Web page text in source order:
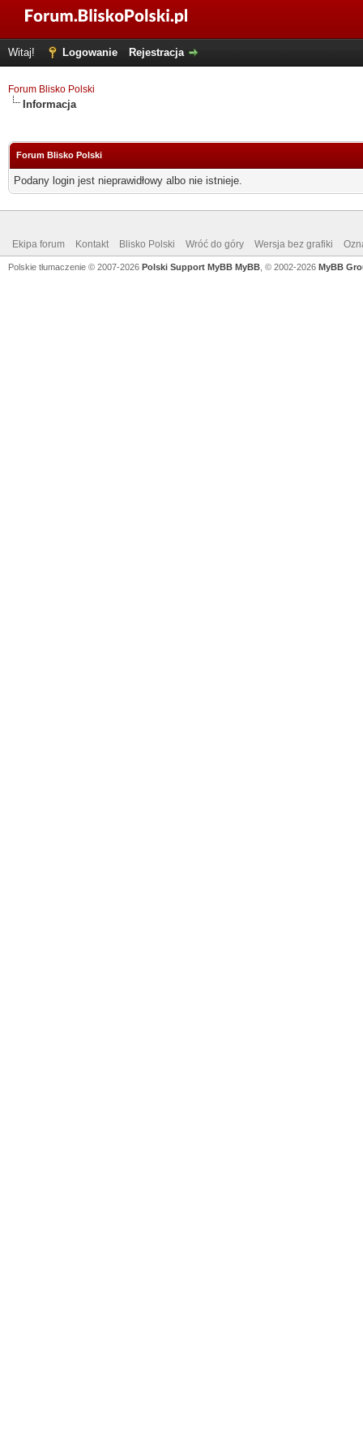
Witaj! Logowanie Rejestracja
Forum Blisko Polski
Informacja
Forum Blisko Polski
Podany login jest nieprawidłowy albo nie istnieje.
Ekipa forum Kontakt Blisko Polski Wróć do góry Wersja bez grafiki
Polskie tłumaczenie © 2007-2026 Polski Support MyBB MyBB , © 2002-2026 MyBB